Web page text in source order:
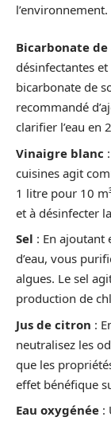
l’environnement.
Bicarbonate de
désinfectantes
bicarbonate de
recommandé
clarifier l’eau en
Vinaigre blanc
cuisines agit
1 litre pour 10
et à désinfecter
Sel : En ajoutant
d’eau, vous
algues. Le sel
production de
Jus de citron :
neutralisez les
que les
effet bénéfique
Eau oxygénée :